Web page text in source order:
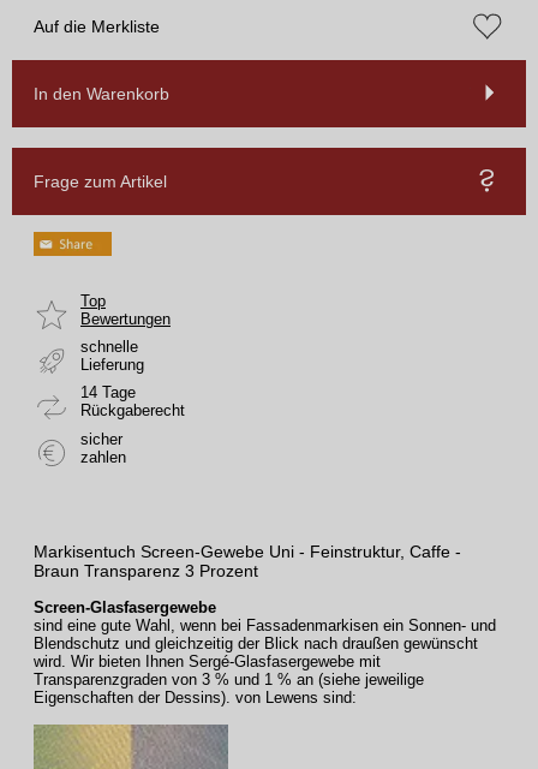
Auf die Merkliste
In den Warenkorb
Frage zum Artikel
Top
Bewertungen
schnelle
Lieferung
14 Tage
Rückgaberecht
sicher
zahlen
Markisentuch Screen-Gewebe Uni - Feinstruktur, Caffe -
Braun Transparenz 3 Prozent
Screen-Glasfasergewebe
sind eine gute Wahl, wenn bei Fassadenmarkisen ein Sonnen- und
Blendschutz und gleichzeitig der Blick nach draußen gewünscht
wird. Wir bieten Ihnen Sergé-Glasfasergewebe mit
Transparenzgraden von 3 % und 1 % an (siehe jeweilige
Eigenschaften der Dessins). von Lewens sind: